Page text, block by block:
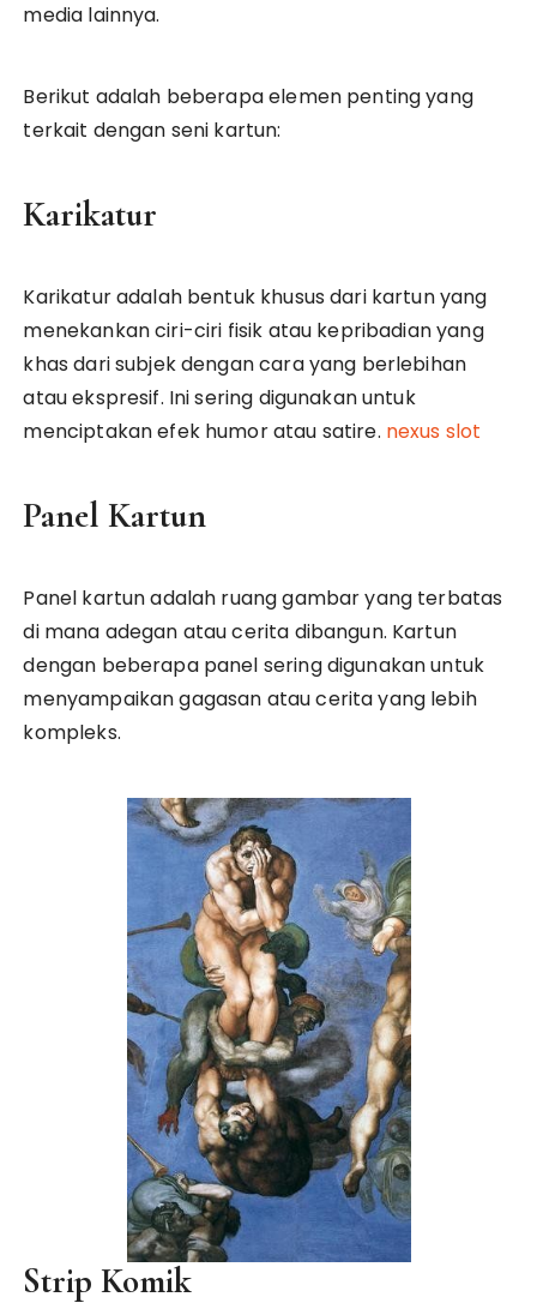
media lainnya.
Berikut adalah beberapa elemen penting yang
terkait dengan seni kartun:
Karikatur
Karikatur adalah bentuk khusus dari kartun yang
menekankan ciri-ciri fisik atau kepribadian yang
khas dari subjek dengan cara yang berlebihan
atau ekspresif. Ini sering digunakan untuk
menciptakan efek humor atau satire. nexus slot
Panel Kartun
Panel kartun adalah ruang gambar yang terbatas
di mana adegan atau cerita dibangun. Kartun
dengan beberapa panel sering digunakan untuk
menyampaikan gagasan atau cerita yang lebih
kompleks.
Strip Komik